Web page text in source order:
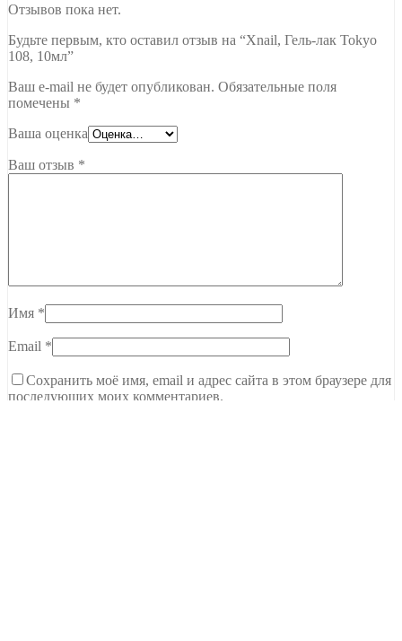
Отзывов пока нет.
Будьте первым, кто оставил отзыв на “Xnail, Гель-лак Tokyo
108, 10мл”
Ваш e-mail не будет опубликован. Обязательные поля
помечены *
Ваша оценка
Ваш отзыв *
Имя *
Email *
Сохранить моё имя, email и адрес сайта в этом браузере для
последующих моих комментариев.